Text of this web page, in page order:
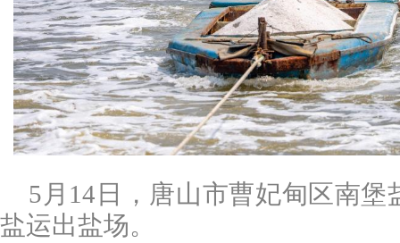
5月14日，唐山市曹妃甸区南
盐运出盐场。